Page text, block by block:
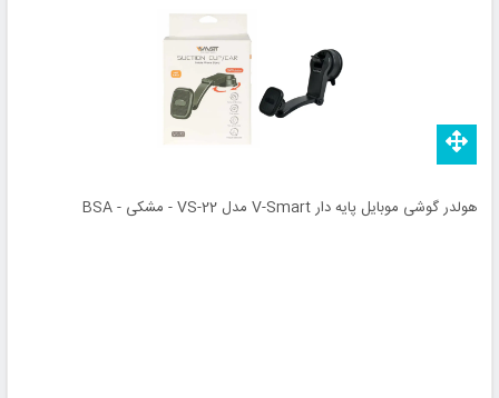
هولدر گوشی موبایل پایه دار V-Smart مدل VS-22 - مشکی - BSA